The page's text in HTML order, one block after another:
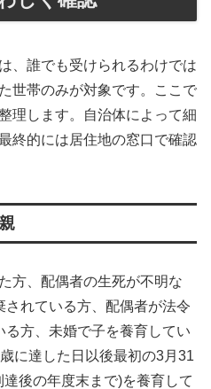
、誰でも受けられるわけでは
世帯のみが対象です。ここで
理します。自治体によって細
終的には居住地の窓口で確認
方、配偶者の生死が不明な
れている方、配偶者が法令
方、未婚で子を養育してい
に達した日以後最初の3月31
後の年度末まで)を養育して